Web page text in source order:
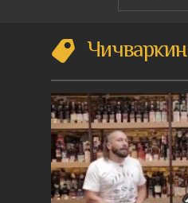
Чичваркин